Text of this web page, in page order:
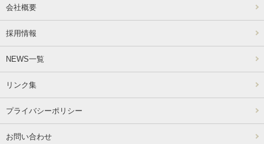
会社概要
採用情報
NEWS一覧
リンク集
プライバシーポリシー
お問い合わせ